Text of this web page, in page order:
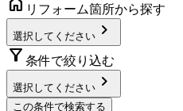
リフォーム箇所から探す
選択してください chevron_right
filter_alt 条件で絞り込む
選択してください chevron_right
この条件で検索する